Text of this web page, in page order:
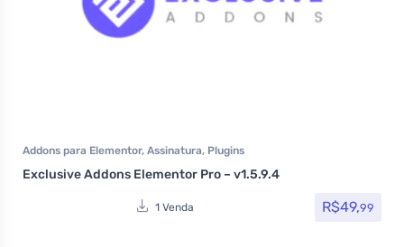
Addons para Elementor, Assinatura, Plugins
Exclusive Addons Elementor Pro – v1.5.9.4
1 Venda R$49,99